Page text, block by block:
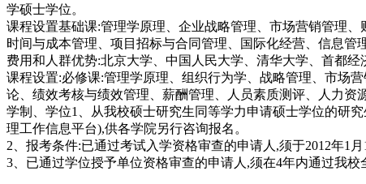
学硕士学位。
课程设置基础课:管理学原理、企业战略管理、市场营销管理
时间与成本管理、项目招标与合同管理、国际化经营、信息管
费用和人群优势:北京大学、中国人民大学、清华大学、首都
课程设置:必修课:管理学原理、组织行为学、战略管理、市场
论、绩效考核与绩效管理、薪酬管理、人员素质测评、人力资
学制、学位1、从我校硕士研究生同等学力申请硕士学位的研
理工作信息平台),供各学院另行咨询报名。
2、报考条件:已通过考试入学资格审查的申请人,须于2012年1
3、已通过学位授予单位资格审查的申请人,须在4年内通过我